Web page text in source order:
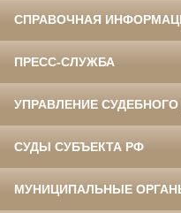
СПРАВОЧНАЯ
ПРЕСС-СЛУЖБА
УПРАВЛЕНИЕ
СУДЫ СУБЪЕКТА РФ
МУНИЦИПАЛЬНЫЕ